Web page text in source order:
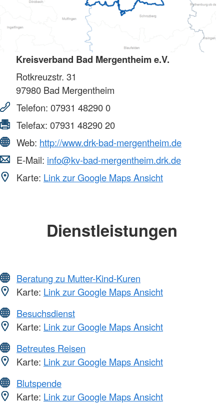
Kreisverband Bad Mergentheim e.V.
Rotkreuzstr. 31
97980 Bad Mergentheim
Telefon: 07931 48290 0
Telefax: 07931 48290 20
Web: http://www.drk-bad-mergentheim.de
E-Mail: info@kv-bad-mergentheim.drk.de
Karte: Link zur Google Maps Ansicht
Dienstleistungen
Beratung zu Mutter-Kind-Kuren
Karte: Link zur Google Maps Ansicht
Besuchsdienst
Karte: Link zur Google Maps Ansicht
Betreutes Reisen
Karte: Link zur Google Maps Ansicht
Blutspende
Karte: Link zur Google Maps Ansicht